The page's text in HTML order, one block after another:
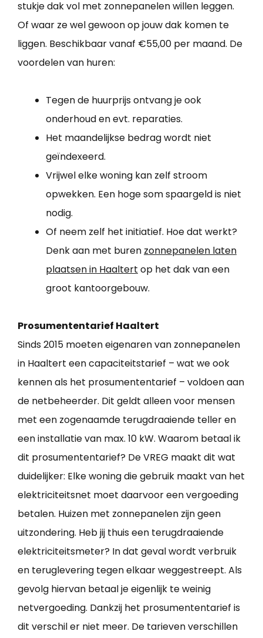
stukje dak vol met zonnepanelen willen leggen.
Of waar ze wel gewoon op jouw dak komen te
liggen. Beschikbaar vanaf €55,00 per maand. De
voordelen van huren:
Tegen de huurprijs ontvang je ook
onderhoud en evt. reparaties.
Het maandelijkse bedrag wordt niet
geïndexeerd.
Vrijwel elke woning kan zelf stroom
opwekken. Een hoge som spaargeld is niet
nodig.
Of neem zelf het initiatief. Hoe dat werkt?
Denk aan met buren zonnepanelen laten
plaatsen in Haaltert op het dak van een
groot kantoorgebouw.
Prosumententarief Haaltert
Sinds 2015 moeten eigenaren van zonnepanelen
in Haaltert een capaciteitstarief – wat we ook
kennen als het prosumententarief – voldoen aan
de netbeheerder. Dit geldt alleen voor mensen
met een zogenaamde terugdraaiende teller en
een installatie van max. 10 kW. Waarom betaal ik
dit prosumententarief? De VREG maakt dit wat
duidelijker: Elke woning die gebruik maakt van het
elektriciteitsnet moet daarvoor een vergoeding
betalen. Huizen met zonnepanelen zijn geen
uitzondering. Heb jij thuis een terugdraaiende
elektriciteitsmeter? In dat geval wordt verbruik
en teruglevering tegen elkaar weggestreept. Als
gevolg hiervan betaal je eigenlijk te weinig
netvergoeding. Dankzij het prosumententarief is
dit verschil er niet meer. De tarieven verschillen